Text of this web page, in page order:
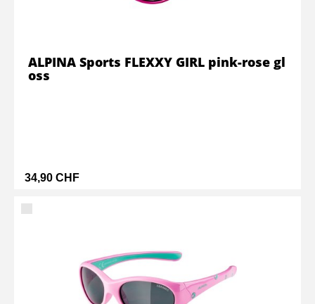
34,90 CHF
ALPINA Sports FLEXXY GIRL pink-rose gl
oss